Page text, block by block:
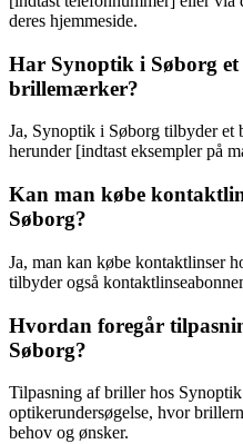
deres hjemmeside.
Har Synoptik i Søborg
brillemærker?
Ja, Synoptik i Søborg tilbyder
herunder [indtast eksempler på
Kan man købe
Søborg?
Ja, man kan købe kontaktlinser
tilbyder også
Hvordan foregår
Søborg?
Tilpasning af briller hos
optikerundersøgelse, hvor
behov og ønsker.